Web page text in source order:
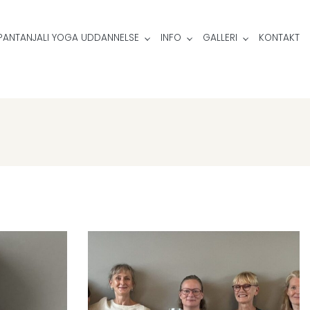
YOGA UDDANNELSE INFO GALLERI KONTAKT